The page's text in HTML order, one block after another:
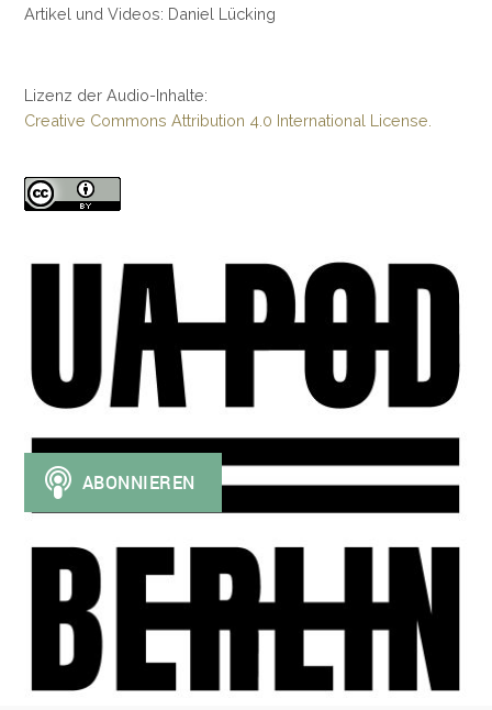
Artikel und Videos: Daniel Lücking
Lizenz der Audio-Inhalte:
Creative Commons Attribution 4.0 International License.